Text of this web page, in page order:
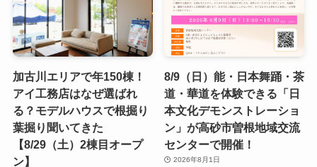
加古川エリアで年150棟！
アイ工務店はなぜ選ばれ
る？モデルハウスで根掘り
葉掘り聞いてきた
【8/29（土）2棟目オープ
ン】
8/9（日）能・日本舞踊・茶
道・華道を体験できる「日
本文化デモンストレーショ
ン」が高砂市曽根地域交流
センターで開催！
2026年8月1日